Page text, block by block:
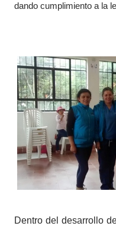
dando cumplimiento a la
Dentro del desarrollo